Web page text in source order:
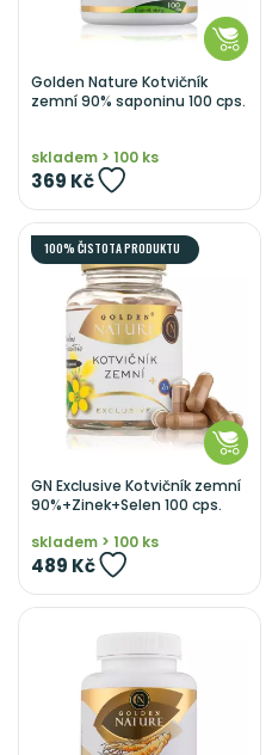
Golden Nature Kotvičník
zemní 90% saponinu 100 cps.
skladem > 100 ks
369 Kč
100% ČISTOTA PRODUKTU
GN Exclusive Kotvičník zemní
90%+Zinek+Selen 100 cps.
skladem > 100 ks
489 Kč